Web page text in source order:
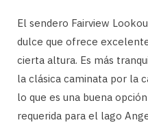
El sendero Fairview
dulce que ofrece
cierta altura. Es más
la clásica caminata por la
lo que es una buena
requerida para el lago